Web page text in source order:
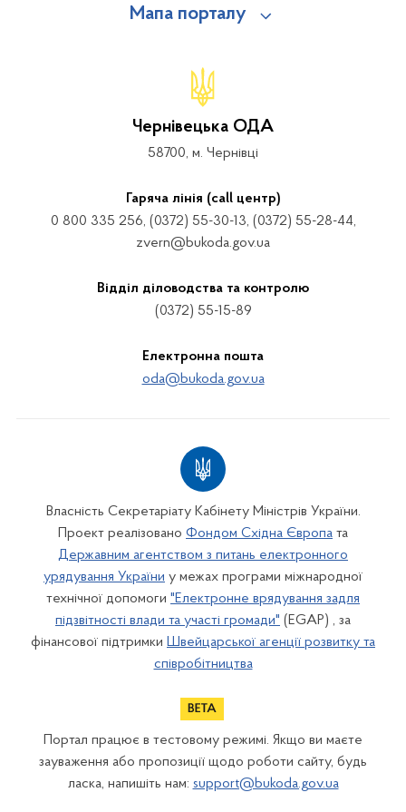
Мапа порталу
Чернівецька ОДА
58700, м. Чернівці
Гаряча лінія (call центр)
0 800 335 256, (0372) 55-30-13, (0372) 55-28-44,
zvern@bukoda.gov.ua
Відділ діловодства та контролю
(0372) 55-15-89
Електронна пошта
oda@bukoda.gov.ua
Власність Секретаріату Кабінету Міністрів України.
Проект реалізовано Фондом Східна Європа та
Державним агентством з питань електронного
урядування України у межах програми міжнародної
технічної допомоги "Електронне врядування задля
підзвітності влади та участі громади" (EGAP) , за
фінансової підтримки Швейцарської агенції розвитку та
співробітництва
Портал працює в тестовому режимі. Якщо ви маєте
зауваження або пропозиції щодо роботи сайту, будь
ласка, напишіть нам: support@bukoda.gov.ua